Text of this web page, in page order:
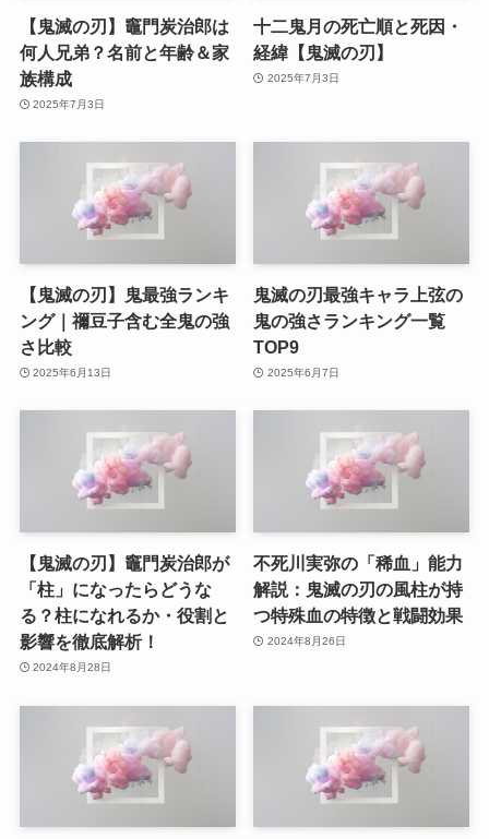
【鬼滅の刃】竈門炭治郎は
何人兄弟？名前と年齢＆家
族構成
2025年7月3日
十二鬼月の死亡順と死因・
経緯【鬼滅の刃】
2025年7月3日
【鬼滅の刃】鬼最強ランキ
ング｜禰豆子含む全鬼の強
さ比較
2025年6月13日
鬼滅の刃最強キャラ上弦の
鬼の強さランキング一覧
TOP9
2025年6月7日
【鬼滅の刃】竈門炭治郎が
「柱」になったらどうな
る？柱になれるか・役割と
影響を徹底解析！
2024年8月28日
不死川実弥の「稀血」能力
解説：鬼滅の刃の風柱が持
つ特殊血の特徴と戦闘効果
2024年8月26日